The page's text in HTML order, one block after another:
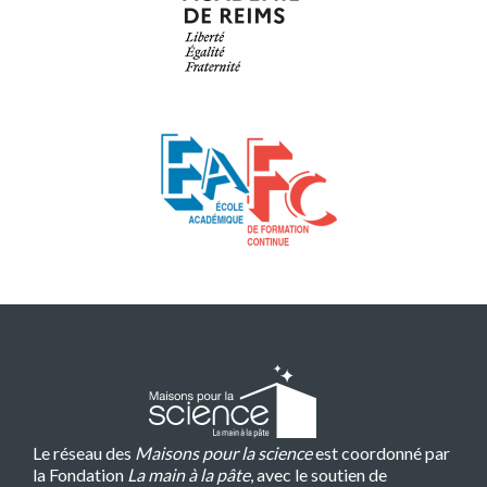
Le réseau des Maisons pour la scienceest coordonné par
la Fondation La main à la pâte, avec le soutien de